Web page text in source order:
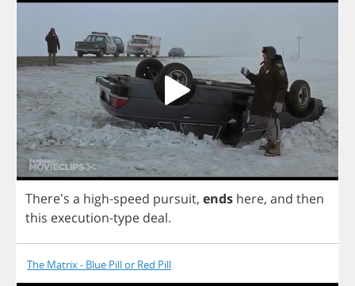
There's a high-speed pursuit, ends here, and then
this execution-type deal.
The Matrix - Blue Pill or Red Pill